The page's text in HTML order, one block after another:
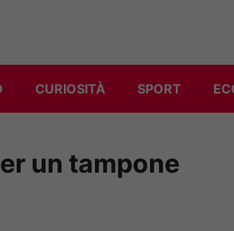
CURIOSITÀ SPORT
un tampone